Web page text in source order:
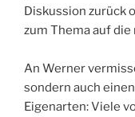
Diskussion zurück
zum Thema auf
An Werner
sondern auch
Eigenarten: Viele